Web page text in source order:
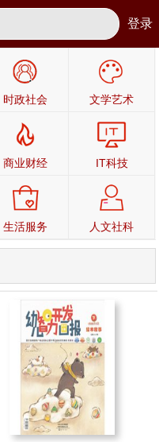
登录
时政社会 文学艺术
商业财经 IT科技
生活服务 人文社科